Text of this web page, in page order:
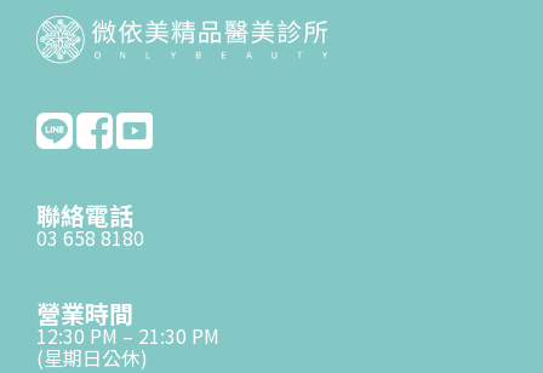
聯絡電話
03 658 8180
營業時間
12:30 PM – 21:30 PM
(星期日公休)